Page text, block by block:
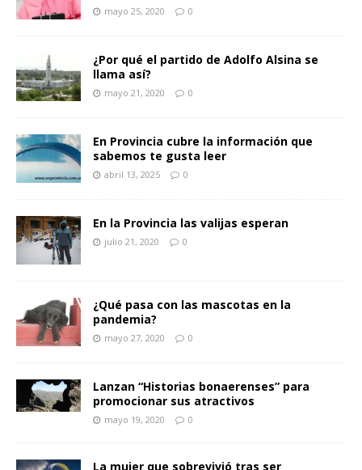
mayo 25, 2020 0
¿Por qué el partido de Adolfo Alsina se
llama así?
mayo 21, 2020 0
En Provincia cubre la información que
sabemos te gusta leer
abril 13, 2025 0
En la Provincia las valijas esperan
julio 21, 2020 0
¿Qué pasa con las mascotas en la
pandemia?
mayo 27, 2020 0
Lanzan “Historias bonaerenses” para
promocionar sus atractivos
mayo 19, 2020 0
La mujer que sobrevivió tras ser